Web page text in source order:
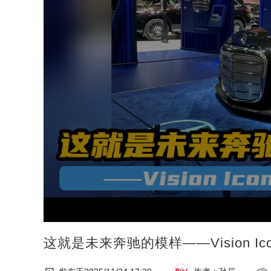
这就是未来奔驰的模样——Vision